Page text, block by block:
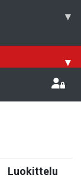
▾
▾
Luokittelu